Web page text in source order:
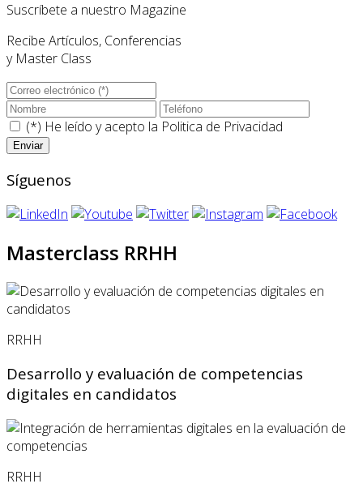
Suscríbete a nuestro Magazine
Recibe Artículos, Conferencias
y Master Class
(*) He leído y acepto la Politica de Privacidad
Síguenos
Masterclass RRHH
RRHH
Desarrollo y evaluación de competencias
digitales en candidatos
RRHH